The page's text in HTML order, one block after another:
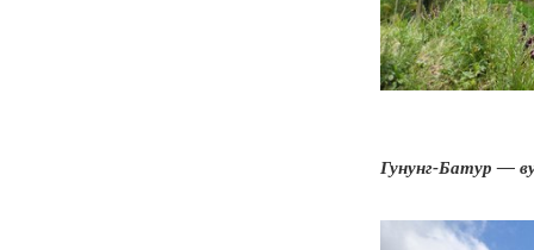
Гунунг-Батур —